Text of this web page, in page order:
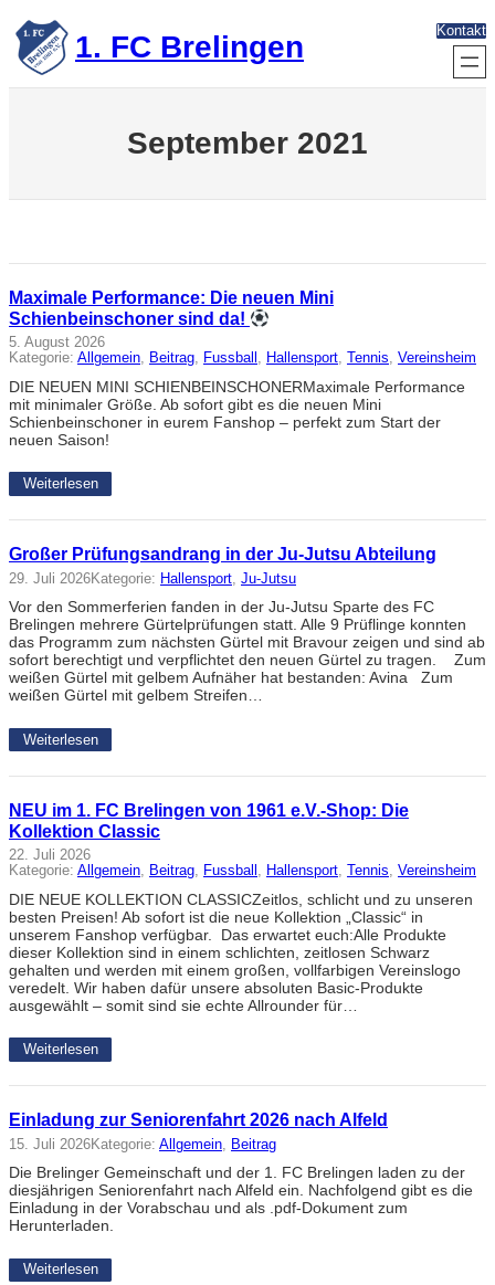
Zum
Inhalt
springen 1. FC Brelingen Kontakt
September 2021
Maximale Performance: Die neuen Mini
Schienbeinschoner sind da!
5. August 2026
Kategorie: Allgemein, Beitrag, Fussball , Hallensport, Tennis, Vereinsheim
DIE NEUEN MINI SCHIENBEINSCHONERMaximale Performance
mit minimaler Größe. Ab sofort gibt es die neuen Mini
Schienbeinschoner in eurem Fanshop – perfekt zum Start der
neuen Saison!
Weiterlesen
Großer Prüfungsandrang in der Ju-Jutsu Abteilung
29. Juli 2026Kategorie: Hallensport Ju-Jutsu
Vor den Sommerferien fanden in der Ju-Jutsu Sparte des FC
Brelingen mehrere Gürtelprüfungen statt. Alle 9 Prüflinge konnten
das Programm zum nächsten Gürtel mit Bravour zeigen und sind ab
sofort berechtigt und verpflichtet den neuen Gürtel zu tragen. Zum
weißen Gürtel mit gelbem Aufnäher hat bestanden: Avina Zum
weißen Gürtel mit gelbem Streifen…
Weiterlesen
NEU im 1. FC Brelingen von 1961 e.V.-Shop: Die
Kollektion Classic
22. Juli 2026
Kategorie: Allgemein, Beitrag, Fussball , Hallensport, Tennis, Vereinsheim
DIE NEUE KOLLEKTION CLASSICZeitlos, schlicht und zu unseren
besten Preisen! Ab sofort ist die neue Kollektion „Classic“ in
unserem Fanshop verfügbar. Das erwartet euch:Alle Produkte
dieser Kollektion sind in einem schlichten, zeitlosen Schwarz
gehalten und werden mit einem großen, vollfarbigen Vereinslogo
veredelt. Wir haben dafür unsere absoluten Basic-Produkte
ausgewählt – somit sind sie echte Allrounder für…
Weiterlesen
Einladung zur Seniorenfahrt 2026 nach Alfeld
15. Juli 2026Kategorie: Allgemein Beitrag
Die Brelinger Gemeinschaft und der 1. FC Brelingen laden zu der
diesjährigen Seniorenfahrt nach Alfeld ein. Nachfolgend gibt es die
Einladung in der Vorabschau und als .pdf-Dokument zum
Herunterladen.
Weiterlesen